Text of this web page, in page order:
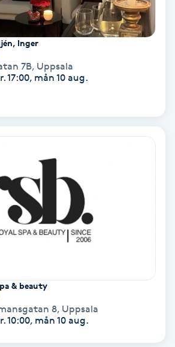
Inger
7B, Uppsala
17:00, mån 10 aug.
& beauty
8, Uppsala
10:00, mån 10 aug.